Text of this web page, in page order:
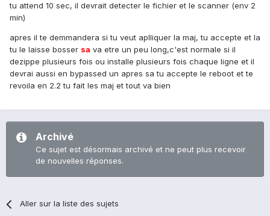
tu attend 10 sec, il devrait detecter le fichier et le scanner (env 2
min)
apres il te demmandera si tu veut aplliquer la maj, tu accepte et la
tu le laisse bosser sa va etre un peu long,c'est normale si il
dezippe plusieurs fois ou installe plusieurs fois chaque ligne et il
devrai aussi en bypassed un apres sa tu accepte le reboot et te
revoila en 2.2 tu fait les maj et tout va bien
Archivé
Ce sujet est désormais archivé et ne peut plus recevoir
de nouvelles réponses.
Aller sur la liste des sujets